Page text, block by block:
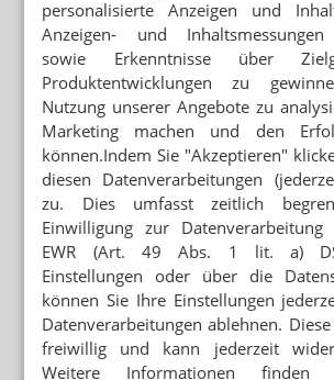
personalisierte Anzeigen und
Anzeigen- und Inhaltsmessungen
sowie Erkenntnisse über
Produktentwicklungen zu
Nutzung unserer Angebote zu
Marketing machen und den
können.Indem Sie "Akzeptieren"
diesen Datenverarbeitungen
zu. Dies umfasst zeitlich
Einwilligung zur
EWR (Art. 49 Abs. 1 lit. a)
Einstellungen oder über die
können Sie Ihre Einstellungen
Datenverarbeitungen ablehnen.
freiwillig und kann jederzeit
Weitere Informationen